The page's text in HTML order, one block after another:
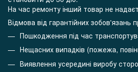
На час ремонту інший товар не
Відмова від гарантійних зобов'язань
Пошкодження під час
Нещасних випадків (пожежа,
Виявлення усередині виробу